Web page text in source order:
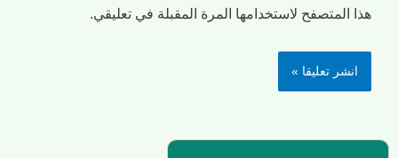
هذا المتصفح لاستخدامها المرة المقبلة في تعليقي.